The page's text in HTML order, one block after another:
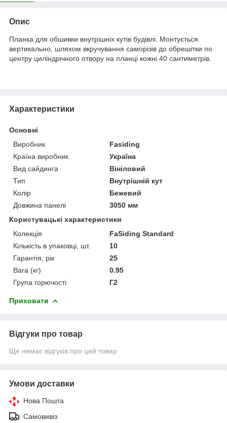
Опис
Планка для обшивки внутрішніх кутів будівлі. Монтується
вертикально, шляхом вкручування саморізів до обрешітки по
центру циліндрічного отвору на планці кожні 40 сантиметрів.
Характеристики
Основні
Виробник
Fasiding
Країна виробник
Україна
Вид сайдинга
Вініловий
Тип
Внутрішній кут
Колір
Бежевий
Довжина панелі
3050 мм
Користувацькі характеристики
Колекція
FaSiding Standard
Кількість в упаковці, шт.
10
Гарантія, рік
25
Вага (кг)
0.95
Група горючості
Г2
Приховати
Відгуки про товар
Ще немає відгуків про цей товар
Умови доставки
Нова Пошта
Самовивіз